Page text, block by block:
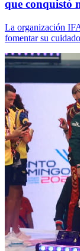
que conquistó
La organización
fomentar su